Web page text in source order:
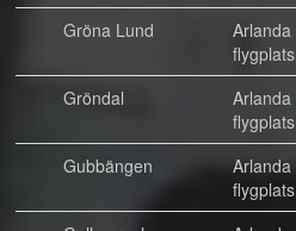
Gröna Lund
Arlanda
flygplats
Gröndal
Arlanda
flygplats
Gubbängen
Arlanda
flygplats